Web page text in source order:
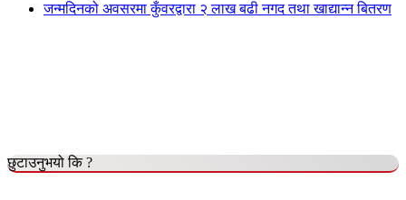
जन्मदिनको अवसरमा कुँवरद्वारा २ लाख बढी नगद तथा खाद्यान्न बितरण
छुटाउनुभयो कि ?